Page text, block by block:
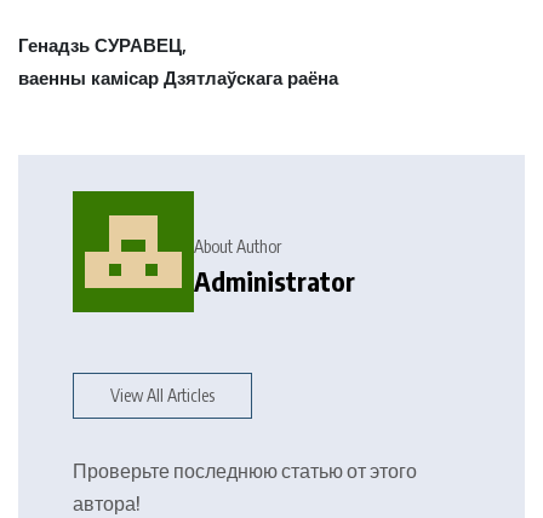
Генадзь СУРАВЕЦ,
ваенны камісар Дзятлаўскага раёна
About Author
Administrator
View All Articles
Проверьте последнюю статью от этого
автора!